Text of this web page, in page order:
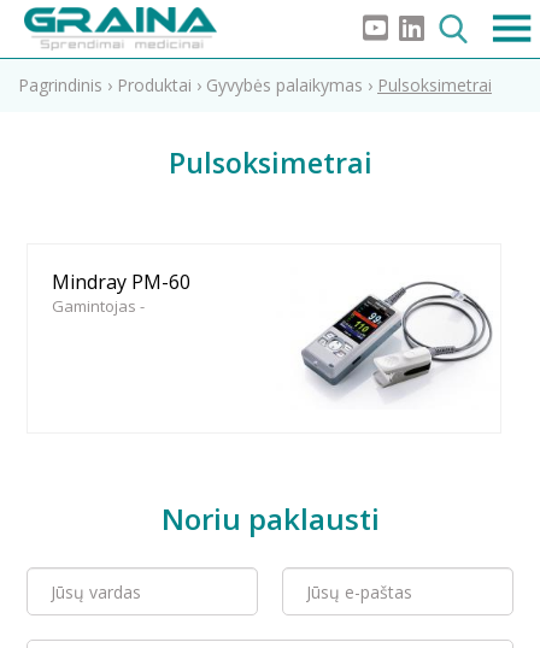
Pagrindinis › Produktai › Gyvybės palaikymas › Pulsoksimetrai
Pulsoksimetrai
Mindray PM-60
Gamintojas -
Noriu paklausti